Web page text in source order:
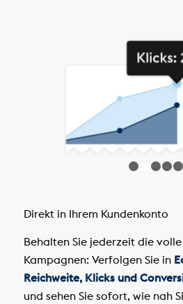
Direkt in Ihrem Kundenkonto
Behalten Sie jederzeit die
Kampagnen: Verfolgen Sie in
Reichweite, Klicks und
und sehen Sie sofort, wie nah